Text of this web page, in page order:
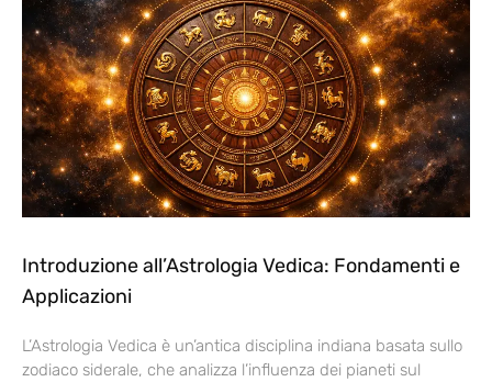
Introduzione all’Astrologia Vedica: Fondamenti e
Applicazioni
L’Astrologia Vedica è un’antica disciplina indiana basata sullo
zodiaco siderale, che analizza l’influenza dei pianeti sul